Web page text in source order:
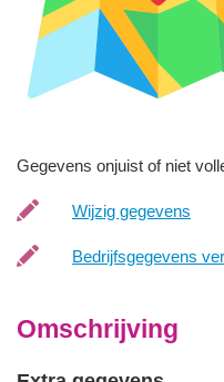
Gegevens onjuist of niet
Wijzig gegevens
Bedrijfsgegevens
Omschrijving